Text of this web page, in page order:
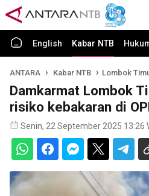
English Kabar NTB
ANTARA Kabar NTB Lombok
Damkarmat Lombok
risiko kebakaran di
Senin, 22 September 2025 13:26